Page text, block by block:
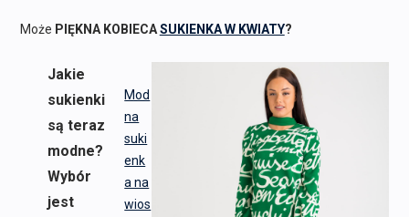
Może PIĘKNA KOBIECASUKIENKA W KWIATY?
Mod
na
suki
enk
a na
wios
Jakie
sukienki
są teraz
modne?
Wybór
jest